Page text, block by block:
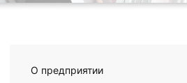
О предприятии